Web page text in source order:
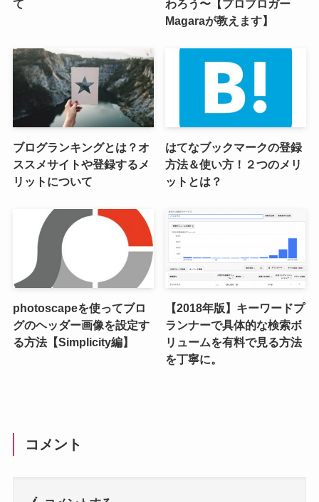
て
わろう〜【プロブロガー
Magaraが教えます】
ブログランキングとは？オ
ススメサイトや登録するメ
リットについて
はてなブックマークの登録
方法＆使い方！２つのメリ
ットとは？
photoscapeを使ってブロ
グのヘッダー画像を設定す
る方法【Simplicity編】
【2018年版】キーワードプ
ランナーで具体的な検索ボ
リュームを有料で見る方法
を丁寧に。
コメント